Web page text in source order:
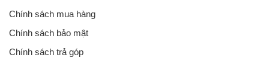
Chính sách mua hàng
Chính sách bảo mật
Chính sách trả góp